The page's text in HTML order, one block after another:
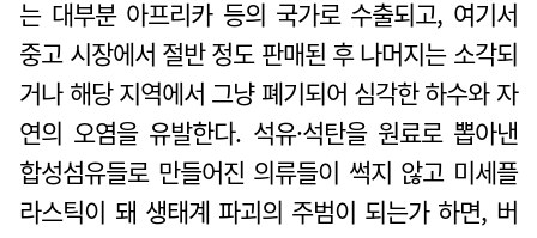
는 대부분 아프리카 등의 국가로 수출되고, 여기서
중고 시장에서 절반 정도 판매된 후 나머지는 소각되
거나 해당 지역에서 그냥 폐기되어 심각한 하수와 자
연의 오염을 유발한다. 석유·석탄을 원료로 뽑아낸
합성섬유들로 만들어진 의류들이 썩지 않고 미세플
라스틱이 돼 생태계 파괴의 주범이 되는가 하면, 버